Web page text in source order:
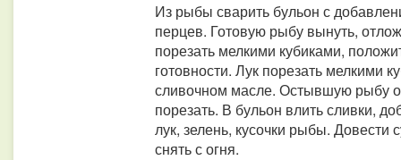
Из рыбы сварить бульон с
перцев. Готовую рыбу вынуть,
порезать мелкими кубиками,
готовности. Лук порезать мелкими
сливочном масле. Остывшую рыбу
порезать. В бульон влить сливки,
лук, зелень, кусочки рыбы. Довести
снять с огня.